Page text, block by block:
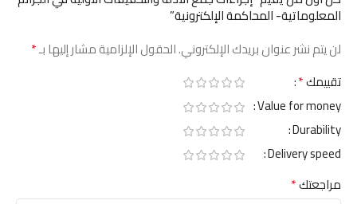
المعلوماتية- المحاكمة الإلكترونية”
لن يتم نشر عنوان بريدك الإلكتروني.الحقول الإلزامية مشار إليها بـ*
تقييمك*
Value for money
Durability
Delivery speed
مراجعتك*